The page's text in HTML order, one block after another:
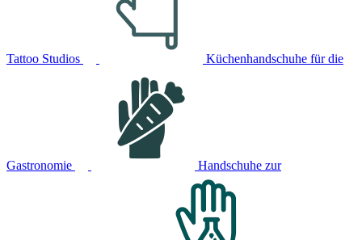
Tattoo Studios Küchenhandschuhe für die
Gastronomie Handschuhe zur